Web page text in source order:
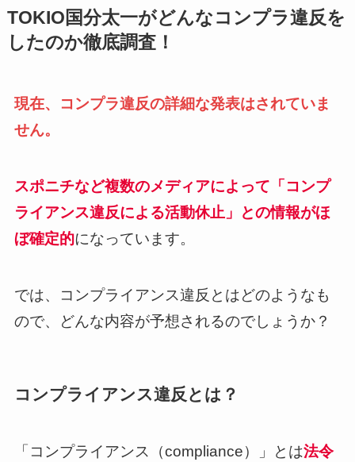
TOKIO国分太一がどんなコンプラ違反を
したのか徹底調査！
現在、コンプラ違反の詳細な発表はされていま
せん。
スポニチなど複数のメディアによって「コンプ
ライアンス違反による活動休止」との情報がほ
ぼ確定的になっています。
では、コンプライアンス違反とはどのようなも
ので、どんな内容が予想されるのでしょうか？
コンプライアンス違反とは？
「コンプライアンス（compliance）」とは法令